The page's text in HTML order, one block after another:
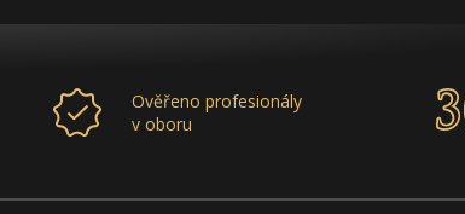
Ověřeno profesionály
v oboru